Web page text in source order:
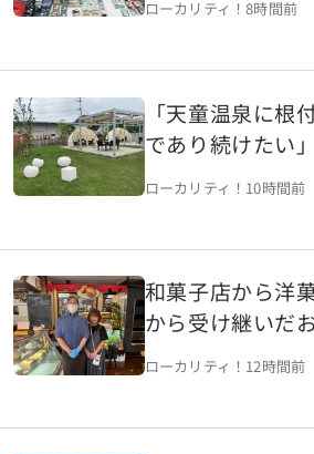
ローカリティ！8時間前
「天童温泉に根
であり続けたい
セプトのカフェ
市】
ローカリティ！ 10時間前
和菓子店から洋
から受け継いだ
洋菓子【山形県山
ローカリティ！ 12時間前